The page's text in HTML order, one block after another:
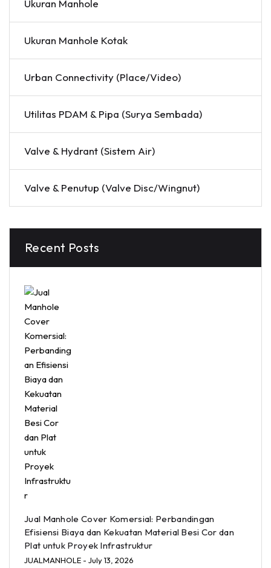
Ukuran Manhole
Ukuran Manhole Kotak
Urban Connectivity (Place/Video)
Utilitas PDAM & Pipa (Surya Sembada)
Valve & Hydrant (Sistem Air)
Valve & Penutup (Valve Disc/Wingnut)
Recent Posts
Jual Manhole Cover Komersial: Perbandingan
Efisiensi Biaya dan Kekuatan Material Besi Cor dan
Plat untuk Proyek Infrastruktur
JUALMANHOLE - July 13, 2026